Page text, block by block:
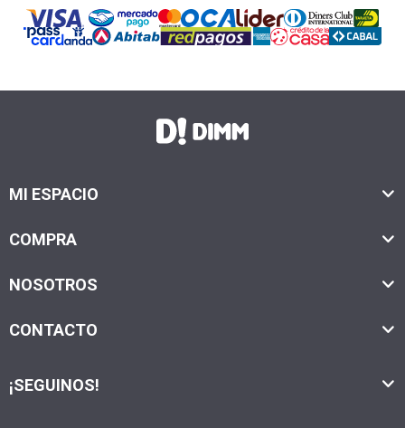
MI ESPACIO
COMPRA
NOSOTROS
CONTACTO
¡SEGUINOS!